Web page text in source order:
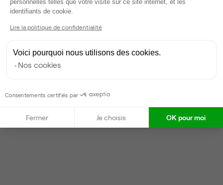
Taux de réponse : 40%
Locataires trouvés sur Ubiq : 87
Contacter
personnelles telles que votre visite sur ce site internet, et les
identifiants de cookie.
Lire la politique de confidentialité
Voici pourquoi nous utilisons des cookies.
Nos cookies
Consentements certifiés par
Fermer Je choisis OK pour moi